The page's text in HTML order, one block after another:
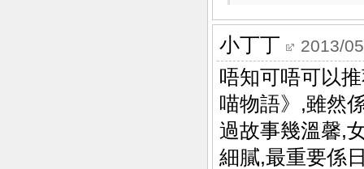
小丁丁 2013/
唔知可唔可以
喵物語》,雖然
過故事幾溫馨,
細膩,最重要係